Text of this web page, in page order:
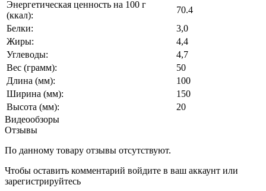
Энергетическая ценность на 100 г
(ккал):
70.4
Белки:
3,0
Жиры:
4,4
Углеводы:
4,7
Вес (грамм):
50
Длина (мм):
100
Ширина (мм):
150
Высота (мм):
20
Видеообзоры
Отзывы
По данному товару отзывы отсутствуют.
Чтобы оставить комментарий войдите в ваш аккаунт или
зарегистрируйтесь